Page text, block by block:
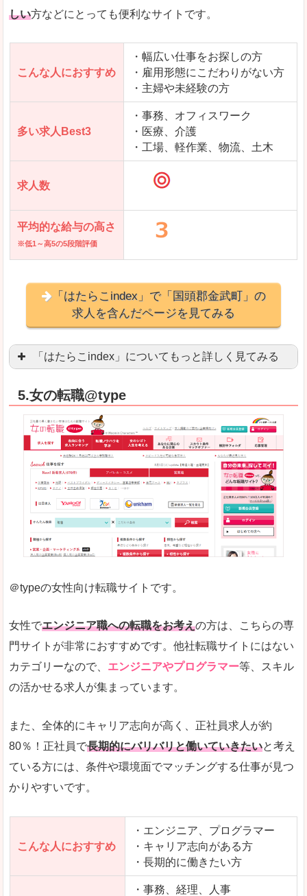
しい方などにとっても便利なサイトです。
こんな人におすすめ
・幅広い仕事をお探しの方
・雇用形態にこだわりがない方
・主婦や未経験の方
多い求人Best3
・事務、オフィスワーク
・医療、介護
・工場、軽作業、物流、土木
求人数
平均的な給与の高さ
※低1～高5の5段階評価
「はたらこindex」で「国頭郡金武町」の
求人を含んだページを見てみる
「はたらこindex」についてもっと詳しく見てみる
良いところ
求人が毎時更新されます！（他社求人サイトは週
希望職種の平均時給が瞬時にわかります。アルバ
求人数が多すぎて、逆に絞り込みに悩んだり、迷
雇用形態にもよりますが、給与額に幅があります。
詳しい説明
希望する職種の平均時給がすぐにわかるので、給
また、他社転職サイトにはない日払いや週払いと
新着案件が続々とアップされるので、転職を急い
人気度
また、上戸彩さんのCMでおなじみなこともあり
使いやすさ
全体的にオレンジ色のトーンで、見ていても疲れ
「はたらこindex」で「国頭郡金武町」の
求人を含んだページを見てみる
5.女の転職@type
＠typeの女性向け転職サイトです。
女性でエンジニア職への転職をお考えの方は、こちらの専
門サイトが非常におすすめです。他社転職サイトにはない
カテゴリーなので、 エンジニアやプログラマー等、スキル
の活かせる求人が集まっています。
また、全体的にキャリア志向が高く、正社員求人が約
80％！正社員で長期的にバリバリと働いていきたいと考え
ている方には、条件や環境面でマッチングする仕事が見つ
かりやすいです。
こんな人におすすめ
・エンジニア、プログラマー
・キャリア志向がある方
・長期的に働きたい方
・事務、経理、人事